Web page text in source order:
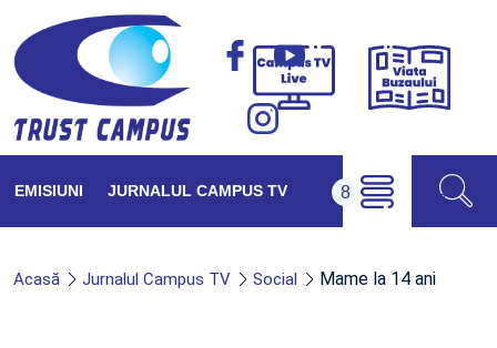
Campus
Viața
EMISIUNI JURNALUL CAMPUS TV
Acasă Jurnalul Campus TV Social Mame la 14 ani